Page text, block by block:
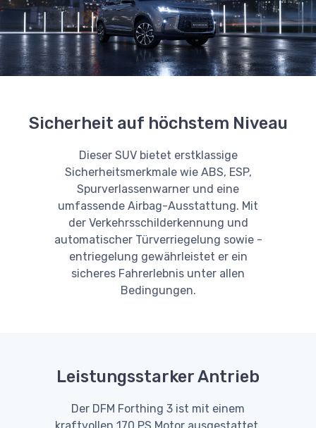
Sicherheit auf höchstem Niveau
Dieser SUV bietet erstklassige
Sicherheitsmerkmale wie ABS, ESP,
Spurverlassenwarner und eine
umfassende Airbag-Ausstattung. Mit
der Verkehrsschilderkennung und
automatischer Türverriegelung sowie -
entriegelung gewährleistet er ein
sicheres Fahrerlebnis unter allen
Bedingungen.
Leistungsstarker Antrieb
Der DFM Forthing 3 ist mit einem